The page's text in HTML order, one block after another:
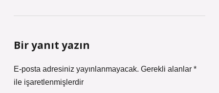
Bir yanıt yazın
E-posta adresiniz yayınlanmayacak. Gerekli alanlar *
ile işaretlenmişlerdir